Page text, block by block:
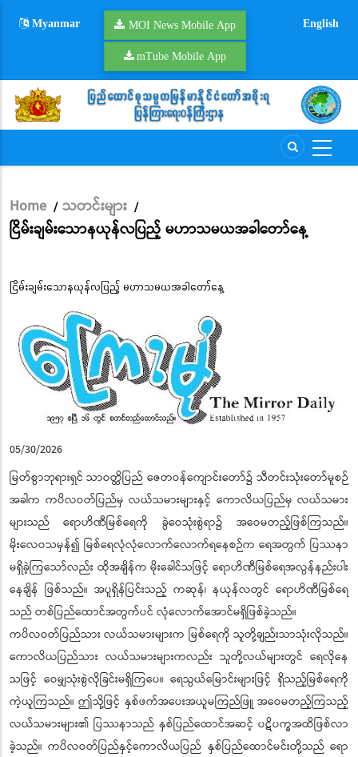
Myanmar MOI News Mobile App
mTube Mobile App
English
Breadcrumb
Home / သတင်းများ /
ငြိမ်းချမ်းသောနယုန်လပြည့် မဟာသမယအခါတော်နေ့
ငြိမ်းချမ်းသောနယုန်လပြည့် မဟာသမယအခါတော်နေ့
05/30/2026
မြတ်စွာဘုရားရှင် သာဝတ္ထိပြည် ဇေတဝန်ကျောင်းတော်၌ သီတင်းသုံးတော်မူစဉ်
အခါက ကပိလဝတ်ပြည်မှ လယ်သမားများနှင့် ကောလိယပြည်မှ လယ်သမား
များသည် ရောဟိဏီမြစ်ရေကို ခွဲဝေသုံးစွဲရာ၌ အဝေမတည့်ဖြစ်ကြသည်။
မိုးလေဝသမှန်၍ မြစ်ရေလုံလုံလောက်လောက်ရနေစဉ်က ရေအတွက် ပြဿနာ
မရှိခဲ့ကြသော်လည်း ထိုအချိန်က မိုးခေါင်သဖြင့် ရောဟိဏီမြစ်ရေအလွန်နည်းပါး
နေချိန် ဖြစ်သည်။ အပူရှိန်ပြင်းသည့် ကဆုန်၊ နယုန်လတွင် ရောဟိဏီမြစ်ရေ
သည် တစ်ပြည်ထောင်အတွက်ပင် လုံလောက်အောင်မရှိဖြစ်ခဲ့သည်။
ကပိလဝတ်ပြည်သား လယ်သမားများက မြစ်ရေကို သူတို့ချည်းသာသုံးလိုသည်။
ကောလိယပြည်သား လယ်သမားများကလည်း သူတို့လယ်များတွင် ရေလိုနေ
သဖြင့် ဝေမျှသုံးစွဲလိုခြင်းမရှိကြပေ။ ရေသွယ်မြောင်းများဖြင့် ရှိသည့်မြစ်ရေကို
ကဲ့ယူကြသည်။ ဤသို့ဖြင့် နှစ်ဖက်အပေးအယူမကြည်ဖြူ အဝေမတည့်ကြသည့်
လယ်သမားများ၏ ပြဿနာသည် နှစ်ပြည်ထောင်အဆင့် ပဋိပက္ခအထိဖြစ်လာ
ခဲ့သည်။ ကပိလဝတ်ပြည်နှင့်ကောလိယပြည် နှစ်ပြည်ထောင်မင်းတို့သည် ရော